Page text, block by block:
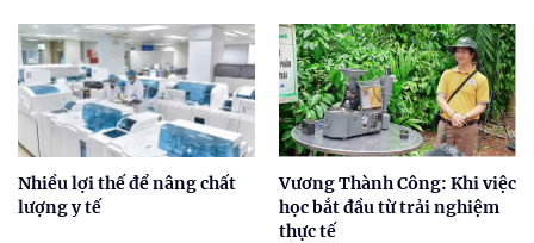
Nhiều lợi thế để nâng chất
lượng y tế
Vương Thành Công: Khi việc
học bắt đầu từ trải nghiệm
thực tế